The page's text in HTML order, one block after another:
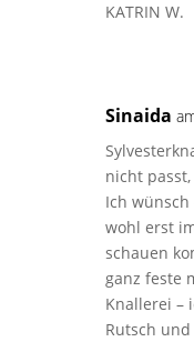
KATRIN W.
Sinaida
nicht passt,
Ich
wohl erst
schauen
ganz feste
Knallerei –
Rutsch